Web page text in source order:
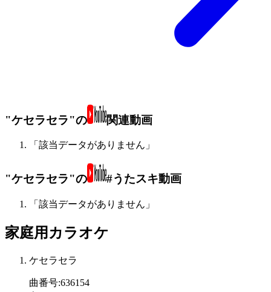
"ケセラセラ"の 関連動画
「該当データがありません」
"ケセラセラ"の #うたスキ動画
「該当データがありません」
家庭用カラオケ
ケセラセラ
曲番号:636154